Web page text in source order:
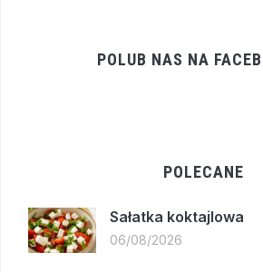
POLUB NAS NA
POLECANE
Sałatka koktajlowa
06/08/2026